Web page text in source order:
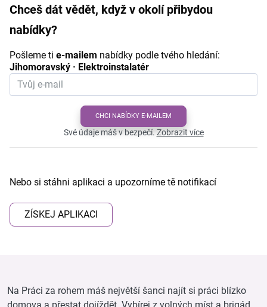
Chceš dát vědět, když v okolí přibydou
nabídky?
Pošleme ti e-mailem nabídky podle tvého hledání:
Jihomoravský · Elektroinstalatér
CHCI NABÍDKY E-MAILEM
Své údaje máš v bezpečí.Zobrazit více
Nebo si stáhni aplikaci a upozorníme tě notifikací
ZÍSKEJ APLIKACI
Na Práci za rohem máš největší šanci najít si práci blízko
domova a přestat dojíždět. Vybírej z volných míst a brigád